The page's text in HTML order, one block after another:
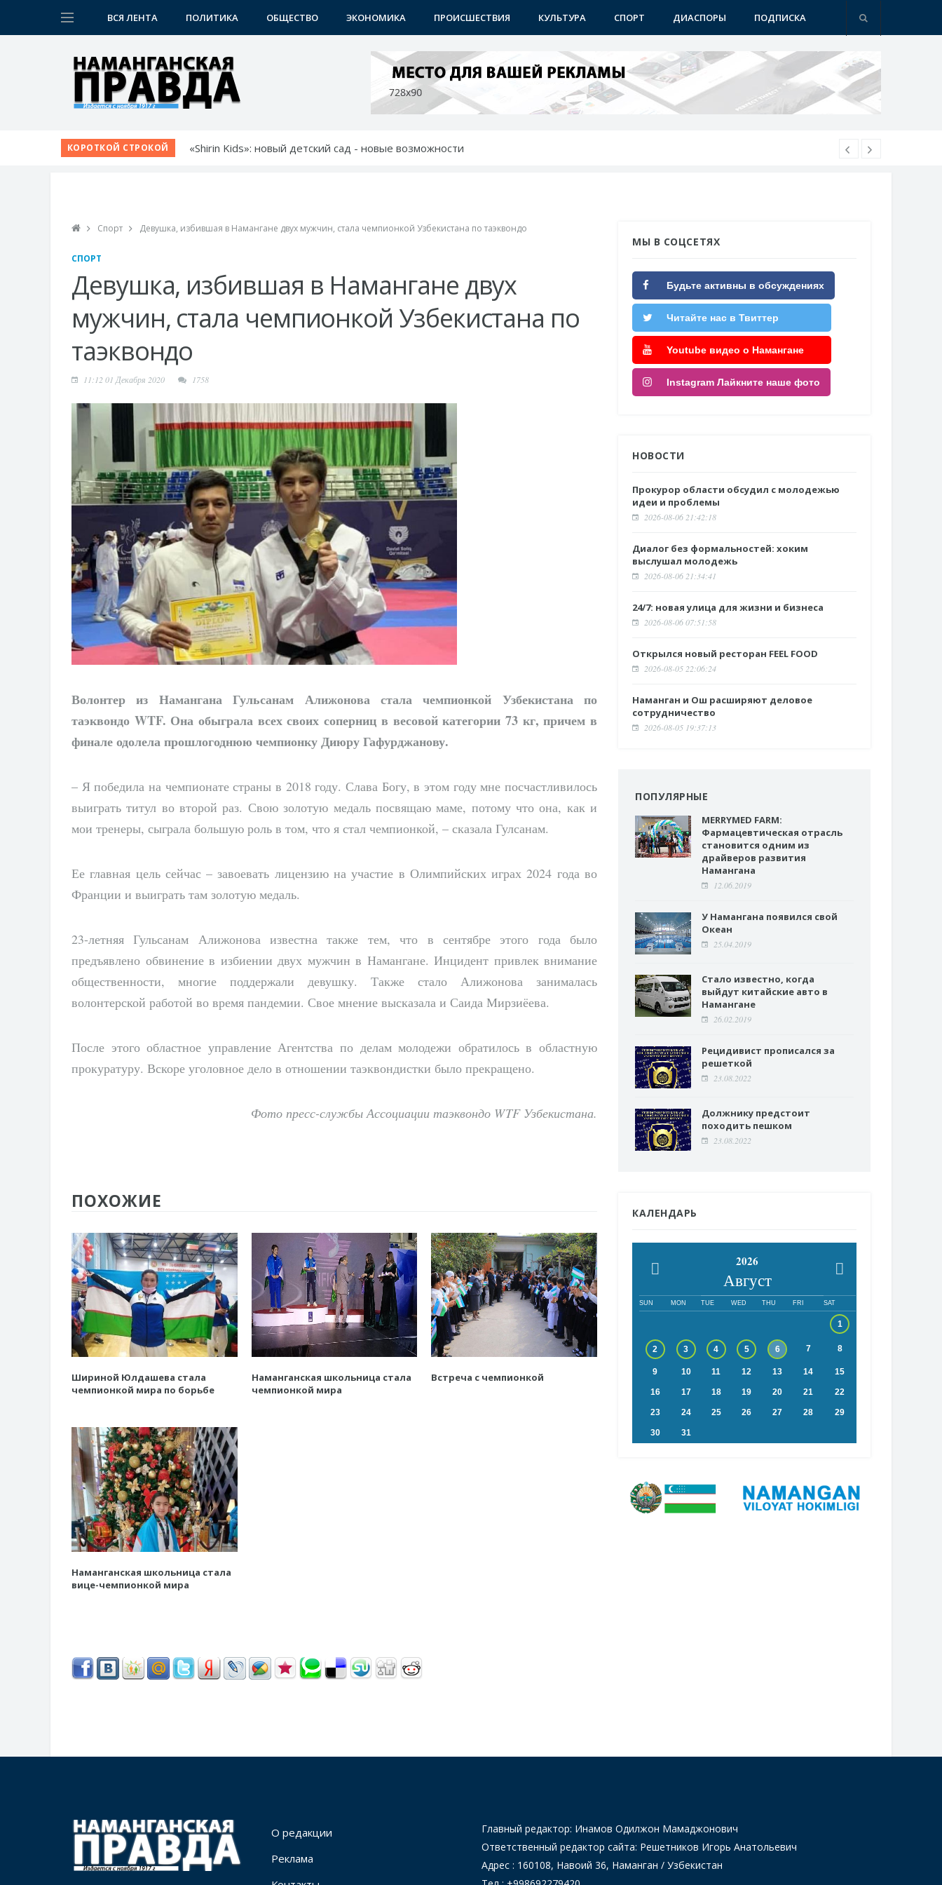
ВСЯ ЛЕНТА ПОЛИТИКА ОБЩЕСТВО ЭКОНОМИКА ПРОИСШЕСТВИЯ КУЛЬТУРА СПОРТ ДИАСПОРЫ ПОДПИСКА
КОРОТКОЙ СТРОКОЙ
«Shirin Kids»: новый детский сад - новые возможности
Диалог без формальностей: хоким выслушал молодежь
Спорт Девушка, избившая в Намангане двух мужчин, стала чемпионкой Узбекистана по таэквондо
СПОРТ
Девушка, избившая в Намангане двух
мужчин, стала чемпионкой Узбекистана по
таэквондо
11:12 01 Декабря 2020 1758
Волонтер из Намангана Гульсанам Алижонова стала чемпионкой Узбекистана по
таэквондо WTF. Она обыграла всех своих соперниц в весовой категории 73 кг, причем в
финале одолела прошлогоднюю чемпионку Диюру Гафурджанову.
– Я победила на чемпионате страны в 2018 году. Слава Богу, в этом году мне посчастливилось
выиграть титул во второй раз. Свою золотую медаль посвящаю маме, потому что она, как и
мои тренеры, сыграла большую роль в том, что я стал чемпионкой, – сказала Гулсанам.
Ее главная цель сейчас – завоевать лицензию на участие в Олимпийских играх 2024 года во
Франции и выиграть там золотую медаль.
23-летняя Гульсанам Алижонова известна также тем, что в сентябре этого года было
предъявлено обвинение в избиении двух мужчин в Намангане. Инцидент привлек внимание
общественности, многие поддержали девушку. Также стало Алижонова занималась
волонтерской работой во время пандемии. Свое мнение высказала и Саида Мирзиёева.
После этого областное управление Агентства по делам молодежи обратилось в областную
прокуратуру. Вскоре уголовное дело в отношении таэквондистки было прекращено.
Фото пресс-службы Ассоциации таэквондо WTF Узбекистана.
ПОХОЖИЕ
Шириной Юлдашева стала
чемпионкой мира по борьбе
Наманганская школьница стала
чемпионкой мира
Встреча с чемпионкой
Наманганская школьница стала
вице-чемпионкой мира
МЫ В СОЦСЕТЯХ
Будьте активны в обсуждениях
Читайте нас в Твиттер
Youtube видео о Намангане
Instagram Лайкните наше фото
НОВОСТИ
Прокурор области обсудил с молодежью
идеи и проблемы
2026-08-06 21:42:18
Диалог без формальностей: хоким
выслушал молодежь
2026-08-06 21:34:41
24/7: новая улица для жизни и бизнеса
2026-08-06 07:51:58
Открылся новый ресторан FEEL FOOD
2026-08-05 22:06:24
Наманган и Ош расширяют деловое
сотрудничество
2026-08-05 19:37:13
ПОПУЛЯРНЫЕ
MERRYMED FARM:
Фармацевтическая отрасль
становится одним из
драйверов развития
Намангана
12.06.2019
У Намангана появился свой
Океан
25.04.2019
Стало известно, когда
выйдут китайские авто в
Намангане
26.02.2019
Рецидивист прописался за
решеткой
23.08.2022
Должнику предстоит
походить пешком
23.08.2022
КАЛЕНДАРЬ
2026
Август
SUN MON TUE WED THU FRI SAT
1
2 3 4 5 6 7 8
9 10 11 12 13 14 15
16 17 18 19 20 21 22
23 24 25 26 27 28 29
30 31
О редакции
Реклама
Главный редактор: Инамов Одилжон Мамаджонович
Ответственный редактор сайта: Решетников Игорь Анатольевич
Адрес : 160108, Навоий 36, Наманган / Узбекистан